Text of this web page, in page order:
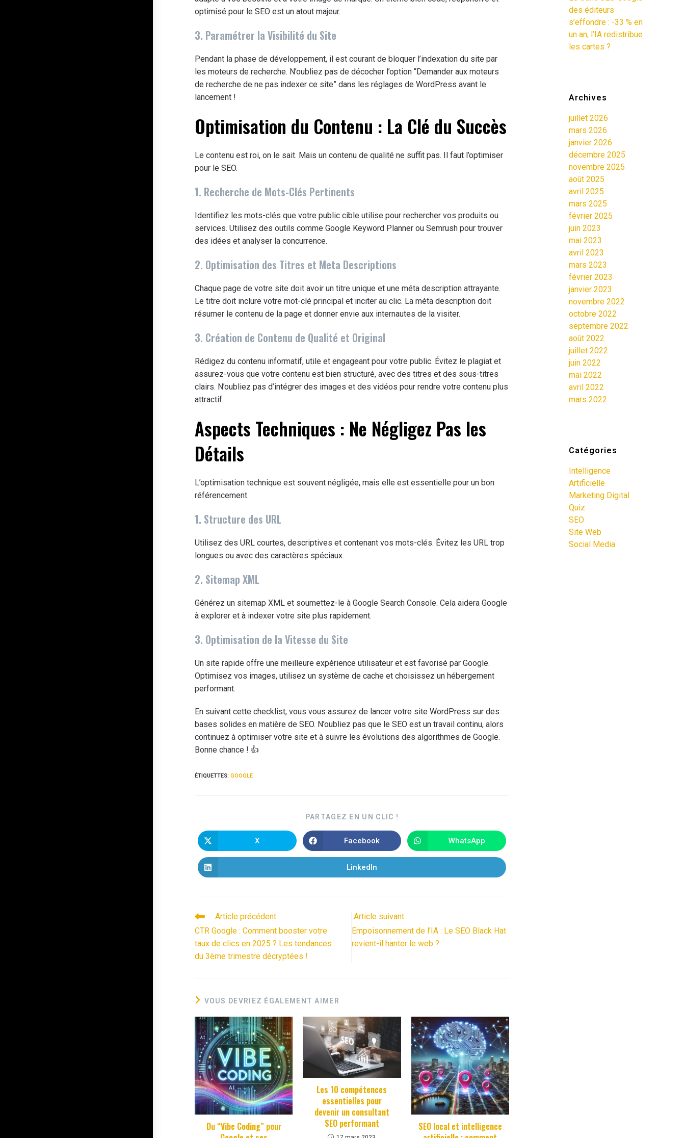
optimisé pour le SEO est un atout majeur.
3. Paramétrer la Visibilité du Site
Pendant la phase de développement, il est courant de bloquer l’indexation du site par
les moteurs de recherche. N’oubliez pas de décocher l’option “Demander aux moteurs
de recherche de ne pas indexer ce site” dans les réglages de WordPress avant le
lancement !
Optimisation du Contenu : La Clé du Succès
Le contenu est roi, on le sait. Mais un contenu de qualité ne suffit pas. Il faut l’optimiser
pour le SEO.
1. Recherche de Mots-Clés Pertinents
Identifiez les mots-clés que votre public cible utilise pour rechercher vos produits ou
services. Utilisez des outils comme Google Keyword Planner ou Semrush pour trouver
des idées et analyser la concurrence.
2. Optimisation des Titres et Meta Descriptions
Chaque page de votre site doit avoir un titre unique et une méta description attrayante.
Le titre doit inclure votre mot-clé principal et inciter au clic. La méta description doit
résumer le contenu de la page et donner envie aux internautes de la visiter.
3. Création de Contenu de Qualité et Original
Rédigez du contenu informatif, utile et engageant pour votre public. Évitez le plagiat et
assurez-vous que votre contenu est bien structuré, avec des titres et des sous-titres
clairs. N’oubliez pas d’intégrer des images et des vidéos pour rendre votre contenu plus
attractif.
Aspects Techniques : Ne Négligez Pas les
Détails
L’optimisation technique est souvent négligée, mais elle est essentielle pour un bon
référencement.
1. Structure des URL
Utilisez des URL courtes, descriptives et contenant vos mots-clés. Évitez les URL trop
longues ou avec des caractères spéciaux.
2. Sitemap XML
Générez un sitemap XML et soumettez-le à Google Search Console. Cela aidera Google
à explorer et à indexer votre site plus rapidement.
3. Optimisation de la Vitesse du Site
Un site rapide offre une meilleure expérience utilisateur et est favorisé par Google.
Optimisez vos images, utilisez un système de cache et choisissez un hébergement
performant.
En suivant cette checklist, vous vous assurez de lancer votre site WordPress sur des
bases solides en matière de SEO. N’oubliez pas que le SEO est un travail continu, alors
continuez à optimiser votre site et à suivre les évolutions des algorithmes de Google.
Bonne chance ! 👍
ÉTIQUETTES:GOOGLE
PARTAGEZ EN UN CLIC !
X Facebook WhatsApp
LinkedIn
Article précédent
CTR Google : Comment booster votre
taux de clics en 2025 ? Les tendances
du 3ème trimestre décryptées !
Article suivant
Empoisonnement de l’IA : Le SEO Black Hat
revient-il hanter le web ?
VOUS DEVRIEZ ÉGALEMENT AIMER
Du “Vibe Coding” pour
Les 10 compétences
essentielles pour
devenir un consultant
SEO performant
SEO local et intelligence
des éditeurs
s’effondre : -33 % en
un an, l’IA redistribue
les cartes ?
Archives
juillet 2026
mars 2026
janvier 2026
décembre 2025
novembre 2025
août 2025
avril 2025
mars 2025
février 2025
juin 2023
mai 2023
avril 2023
mars 2023
février 2023
janvier 2023
novembre 2022
octobre 2022
septembre 2022
août 2022
juillet 2022
juin 2022
mai 2022
avril 2022
mars 2022
Catégories
Intelligence
Artificielle
Marketing Digital
Quiz
SEO
Site Web
Social Media